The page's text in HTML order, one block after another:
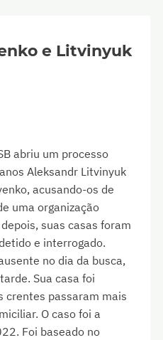
e Litvinyuk
abriu um processo
Aleksandr Litvinyuk
acusando-os de
uma organização
suas casas foram
e interrogado.
no dia da busca,
Sua casa foi
crentes passaram mais
O caso foi a
Foi baseado no